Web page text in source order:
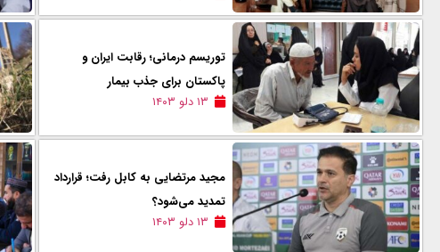
توریسم درمانی؛ رقابت ایران و
پاکستان برای جذب بیمار
۱۳ دلو ۱۴۰۳
مجید مرتضایی به کابل رفت؛ قرارداد
تمدید می‌شود؟
۱۳ دلو ۱۴۰۳